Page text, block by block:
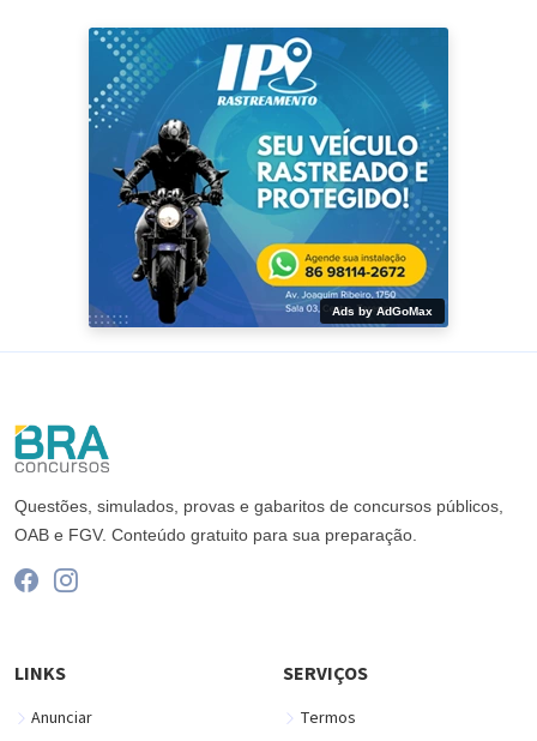
Ads by AdGoMax
Questões, simulados, provas e gabaritos de concursos públicos,
OAB e FGV. Conteúdo gratuito para sua preparação.
LINKS
Anunciar
SERVIÇOS
Termos